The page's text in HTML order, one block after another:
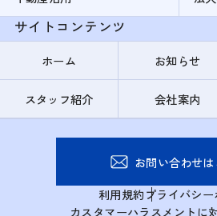
サイトコンテンツ
ホーム お知らせ
スタッフ紹介 会社案内
お問い合わせは
利用規約プライバシ
カスタマーハラスメントに